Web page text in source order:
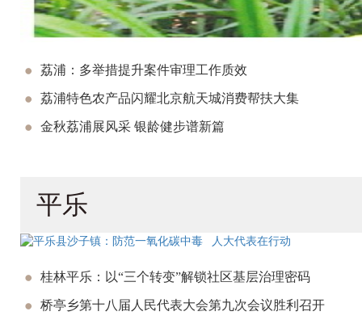
荔浦：多举措提升案件审理工作质效
荔浦特色农产品闪耀北京航天城消费帮扶大集
金秋荔浦展风采 银龄健步谱新篇
平乐
桂林平乐：以“三个转变”解锁社区基层治理密码
桥亭乡第十八届人民代表大会第九次会议胜利召开